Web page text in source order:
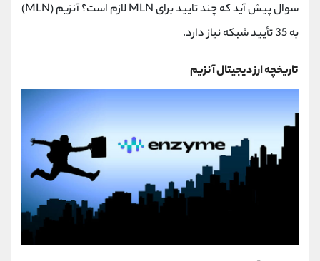
سوال پیش آید که چند تایید برای MLN لازم است؟ آنزیم (MLN)
به 35 تأیید شبکه نیاز دارد.
تاریخچه ارز دیجیتال آنزیم